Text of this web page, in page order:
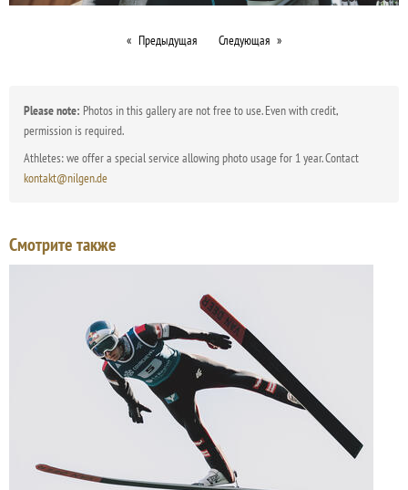
Предыдущая Следующая
Please note: Photos in this gallery are not free to use. Even with credit,
permission is required.
Athletes: we offer a special service allowing photo usage for 1 year. Contact
kontakt@nilgen.de
Смотрите также